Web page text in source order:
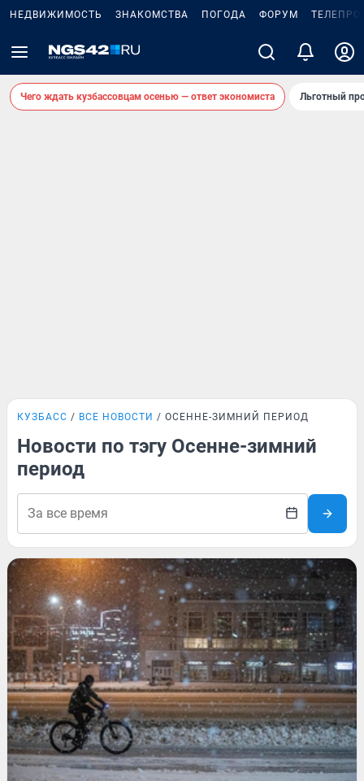
НЕДВИЖИМОСТЬ ЗНАКОМСТВА ПОГОДА ФОРУМ
Чего ждать кузбассовцам осенью — ответ экономиста Льготный
КУЗБАСС ВСЕ НОВОСТИ ОСЕННЕ-ЗИМНИЙ ПЕРИОД
Новости по тэгу Осенне-зимний
период